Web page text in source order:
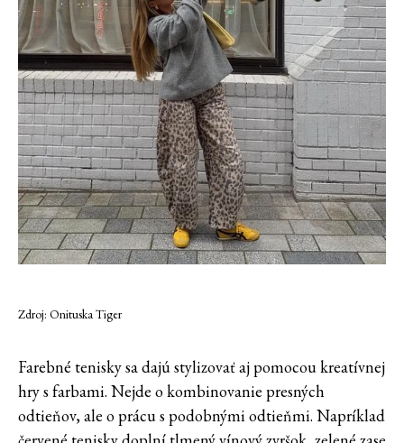
Zdroj: Onituska Tiger
Farebné tenisky sa dajú stylizovať aj pomocou kreatívnej
hry s farbami. Nejde o kombinovanie presných
odtieňov, ale o prácu s podobnými odtieňmi. Napríklad